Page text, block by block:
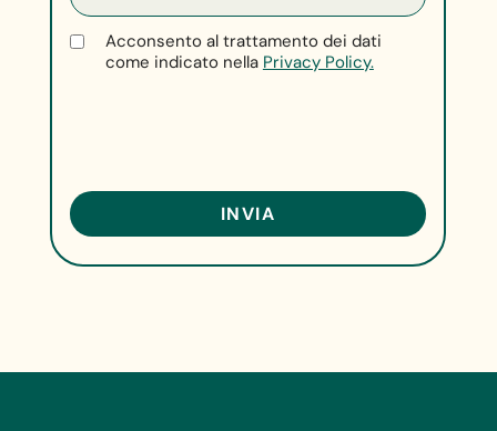
Acconsento al trattamento dei dati
come indicato nella Privacy Policy.